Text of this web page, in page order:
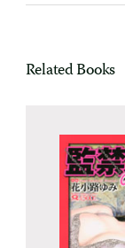
Related Books